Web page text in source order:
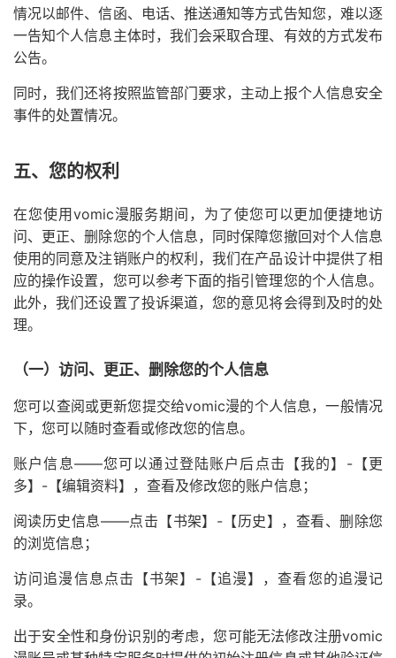
情况以邮件、信函、电话、推送通知等方式告知您，难以逐
一告知个人信息主体时，我们会采取合理、有效的方式发布
公告。
同时，我们还将按照监管部门要求，主动上报个人信息安全
事件的处置情况。
五、您的权利
在您使用vomic漫服务期间，为了使您可以更加便捷地访
问、更正、删除您的个人信息，同时保障您撤回对个人信息
使用的同意及注销账户的权利，我们在产品设计中提供了相
应的操作设置，您可以参考下面的指引管理您的个人信息。
此外，我们还设置了投诉渠道，您的意见将会得到及时的处
理。
（一）访问、更正、删除您的个人信息
您可以查阅或更新您提交给vomic漫的个人信息，一般情况
下，您可以随时查看或修改您的信息。
账户信息——您可以通过登陆账户后点击【我的】-【更
多】-【编辑资料】，查看及修改您的账户信息；
阅读历史信息——点击【书架】-【历史】，查看、删除您
的浏览信息；
访问追漫信息点击【书架】-【追漫】，查看您的追漫记
录。
出于安全性和身份识别的考虑，您可能无法修改注册vomic